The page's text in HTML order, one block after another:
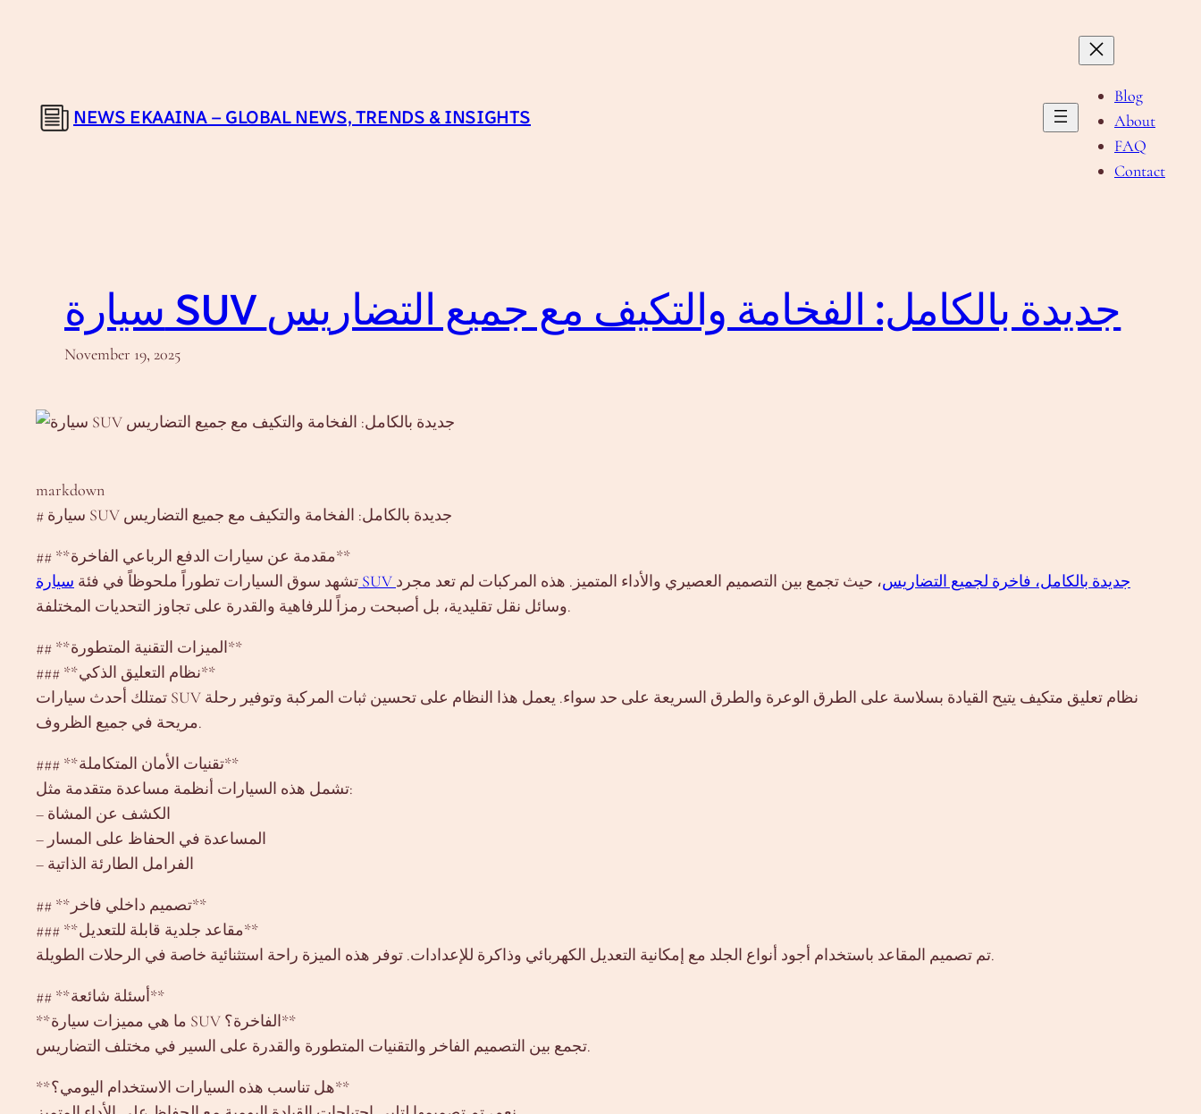
NEWS EKAAINA – GLOBAL NEWS, TRENDS & INSIGHTS
Blog
About
FAQ
Contact
سيارة SUV جديدة بالكامل: الفخامة والتكيف مع جميع التضاريس
November 19, 2025
markdown
# سيارة SUV جديدة بالكامل: الفخامة والتكيف مع جميع التضاريس
## **مقدمة عن سيارات الدفع الرباعي الفاخرة**
تشهد سوق السيارات تطوراً ملحوظاً في فئة
سيارة SUV جديدة بالكامل، فاخرة لجميع التضاريس، حيث تجمع بين التصميم العصيري والأداء المتميز. هذه المركبات لم تعد مجرد
وسائل نقل تقليدية، بل أصبحت رمزاً للرفاهية والقدرة على تجاوز التحديات المختلفة.
## **الميزات التقنية المتطورة**
### **نظام التعليق الذكي**
تمتلك أحدث سيارات SUV نظام تعليق متكيف يتيح القيادة بسلاسة على الطرق الوعرة والطرق السريعة على حد سواء. يعمل هذا النظام على تحسين ثبات المركبة وتوفير رحلة
مريحة في جميع الظروف.
### **تقنيات الأمان المتكاملة**
تشمل هذه السيارات أنظمة مساعدة متقدمة مثل:
– الكشف عن المشاة
– المساعدة في الحفاظ على المسار
– الفرامل الطارئة الذاتية
## **تصميم داخلي فاخر**
### **مقاعد جلدية قابلة للتعديل**
تم تصميم المقاعد باستخدام أجود أنواع الجلد مع إمكانية التعديل الكهربائي وذاكرة للإعدادات. توفر هذه الميزة راحة استثنائية خاصة في الرحلات الطويلة.
## **أسئلة شائعة**
**ما هي مميزات سيارة SUV الفاخرة؟**
تجمع بين التصميم الفاخر والتقنيات المتطورة والقدرة على السير في مختلف التضاريس.
**هل تناسب هذه السيارات الاستخدام اليومي؟**